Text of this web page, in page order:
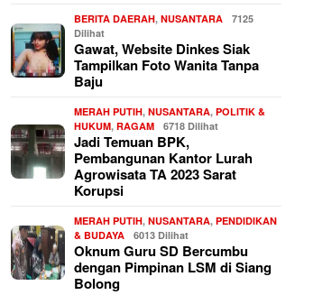
BERITA DAERAH,NUSANTARA
7125
Dilihat
Gawat, Website Dinkes Siak
Tampilkan Foto Wanita Tanpa
Baju
MERAH PUTIH,NUSANTARA,POLITIK &
HUKUM,RAGAM 6718 Dilihat
Jadi Temuan BPK,
Pembangunan Kantor Lurah
Agrowisata TA 2023 Sarat
Korupsi
MERAH PUTIH,NUSANTARA,PENDIDIKAN
& BUDAYA
6013 Dilihat
Oknum Guru SD Bercumbu
dengan Pimpinan LSM di Siang
Bolong